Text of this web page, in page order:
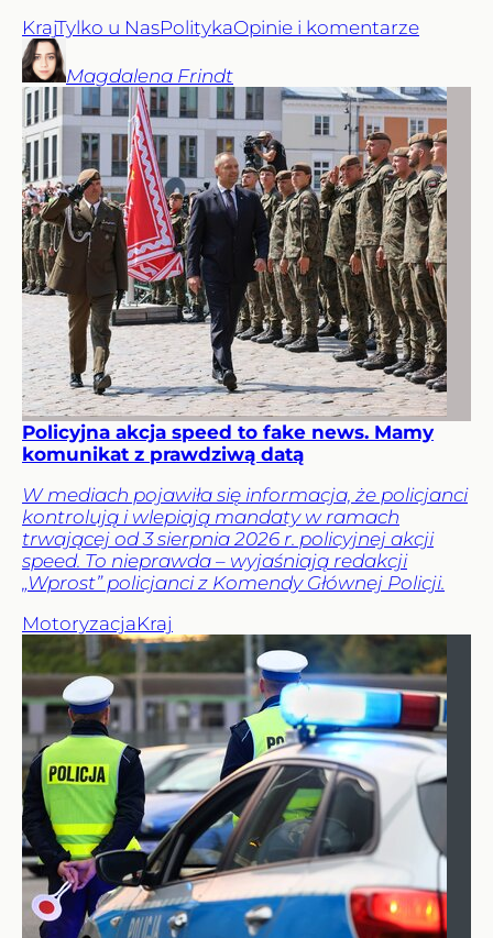
KrajTylko u NasPolitykaOpinie i komentarze
Magdalena Frindt
Policyjna akcja speed to fake news. Mamy
komunikat z prawdziwą datą
W mediach pojawiła się informacja, że policjanci
kontrolują i wlepiają mandaty w ramach
trwającej od 3 sierpnia 2026 r. policyjnej akcji
speed. To nieprawda – wyjaśniają redakcji
„Wprost” policjanci z Komendy Głównej Policji.
MotoryzacjaKraj